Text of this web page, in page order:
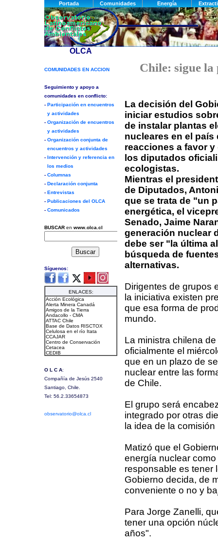
Chile: sigue
La decisión del
iniciar estudios
de instalar plantas
nucleares en el país
reacciones a favor
los diputados
ecologistas.
Mientras el
de Diputados,
que se trata de "un
energética, el
Senado, Jaime
generación nuclear
debe ser "la última
búsqueda de
alternativas.
Dirigentes de grupos
la iniciativa existen
que esa forma de
mundo.
La ministra chilena
oficialmente el
que en un plazo de
nuclear entre las
de Chile.
El grupo será
integrado por otras
la idea de la
Matizó que el
energía nuclear
responsable es tener
Gobierno decida, de
conveniente o no y
Para Jorge Zanelli,
tener una opción
años".